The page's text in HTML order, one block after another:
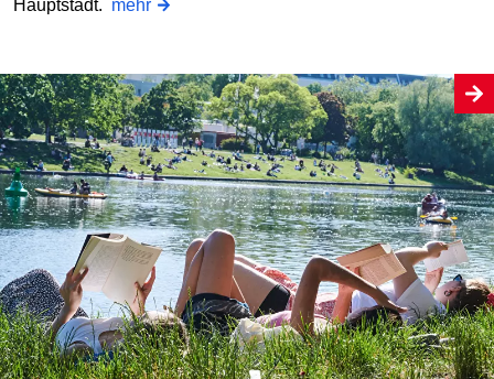
Hauptstadt. mehr